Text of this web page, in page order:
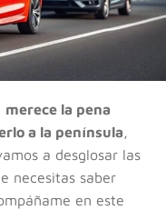
merece la pena
a la península,
a desglosar las
necesitas saber
en este